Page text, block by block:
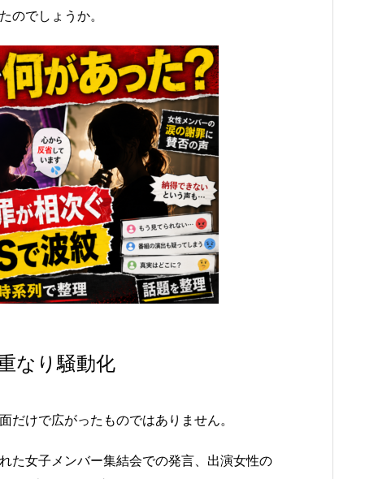
のでしょうか。
なり騒動化
けで広がったものではありません。
た女子メンバー集結会での発言、出演女性の